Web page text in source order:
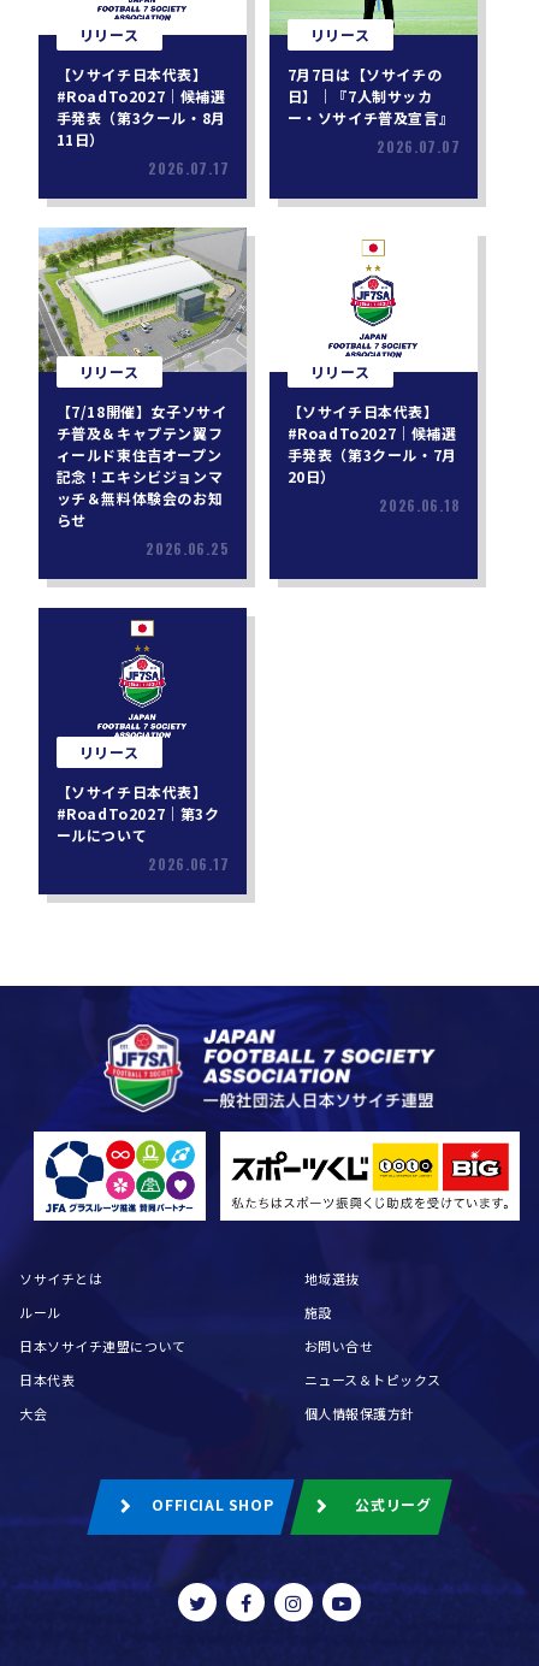
リリース
【ソサイチ日本代表】
#RoadTo2027｜候補選
手発表（第3クール・8月
11日）
2026.07.17
リリース
7月7日は【ソサイチの
日】｜『7人制サッカ
ー・ソサイチ普及宣言』
2026.07.07
リリース
【7/18開催】女子ソサイ
チ普及＆キャプテン翼フ
ィールド東住吉オープン
記念！エキシビジョンマ
ッチ＆無料体験会のお知
らせ
2026.06.25
リリース
【ソサイチ日本代表】
#RoadTo2027｜候補選
手発表（第3クール・7月
20日）
2026.06.18
リリース
【ソサイチ日本代表】
#RoadTo2027｜第3ク
ールについて
2026.06.17
ソサイチとは
ルール
日本ソサイチ連盟について
日本代表
大会
地域選抜
施設
お問い合せ
ニュース＆トピックス
個人情報保護方針
OFFICIAL SHOP 公式リーグ